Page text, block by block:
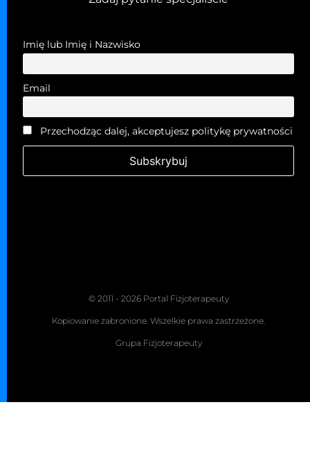
Imię lub Imię i Nazwisko
Email
Przechodząc dalej, akceptujesz politykę prywatności
© 2011 - 2026 Portal Fizjoterapeuty
Kopiowanie zabronione. Wszelkie prawa zastrzeżone.
Grupa Fizjoterapeuty